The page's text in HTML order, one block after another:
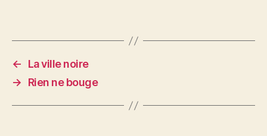
←
La ville noire
→
Rien ne bouge